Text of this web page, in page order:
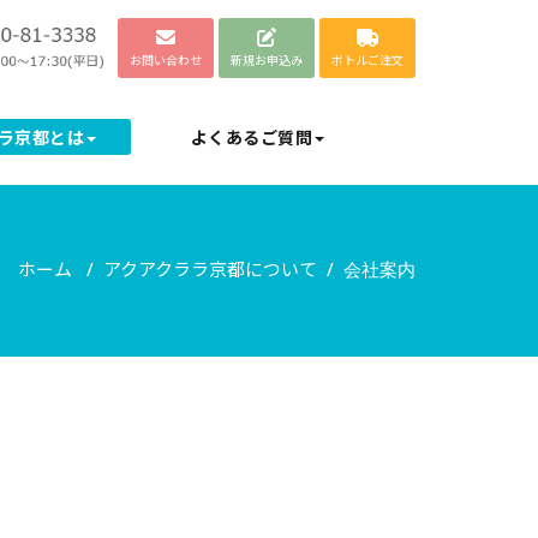
お問い合わせ 新規お申込み ボトルご注文
京都とは よくあるご質問
ホーム / アクアクララ京都について / 会社案内